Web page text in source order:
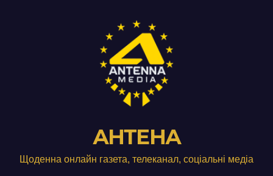
АНТЕНА
Щоденна онлайн газета, телеканал, соціальні медіа